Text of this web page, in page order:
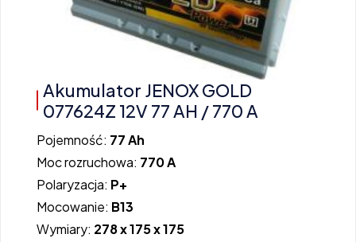
Akumulator JENOX GOLD
077624Z 12V 77 AH / 770 A
Pojemność: 77 Ah
Moc rozruchowa: 770 A
Polaryzacja: P+
Mocowanie: B13
Wymiary: 278 x 175 x 175